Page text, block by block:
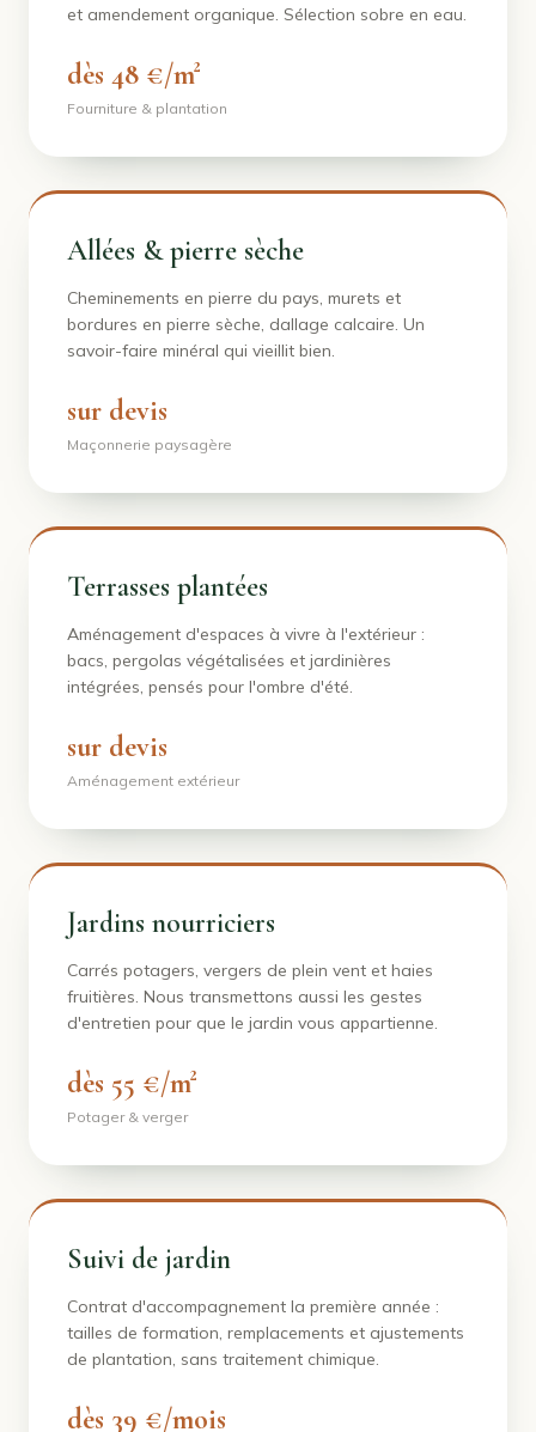
et amendement organique. Sélection sobre en eau.
dès 48 €/m²
Fourniture & plantation
Allées & pierre sèche
Cheminements en pierre du pays, murets et
bordures en pierre sèche, dallage calcaire. Un
savoir-faire minéral qui vieillit bien.
sur devis
Maçonnerie paysagère
Terrasses plantées
Aménagement d'espaces à vivre à l'extérieur :
bacs, pergolas végétalisées et jardinières
intégrées, pensés pour l'ombre d'été.
sur devis
Aménagement extérieur
Jardins nourriciers
Carrés potagers, vergers de plein vent et haies
fruitières. Nous transmettons aussi les gestes
d'entretien pour que le jardin vous appartienne.
dès 55 €/m²
Potager & verger
Suivi de jardin
Contrat d'accompagnement la première année :
tailles de formation, remplacements et ajustements
de plantation, sans traitement chimique.
dès 39 €/mois